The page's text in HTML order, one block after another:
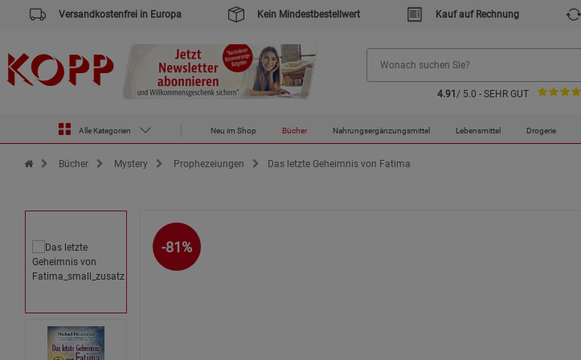
Versandkostenfrei in Europa Kein Mindestbestellwert Kauf auf Rechnung
4.91 / 5.0 - SEHR GUT
Alle Kategorien Neu im Shop Bücher Nahrungsergänzungsmittel Lebensmittel Drogerie
Zur Startseite des Kopp Verlag Online-Shop
Bücher Mystery Prophezeiungen Das letzte Geheimnis von Fatima
-81%